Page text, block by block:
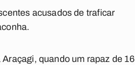
acusados de traficar
quando um rapaz de 16